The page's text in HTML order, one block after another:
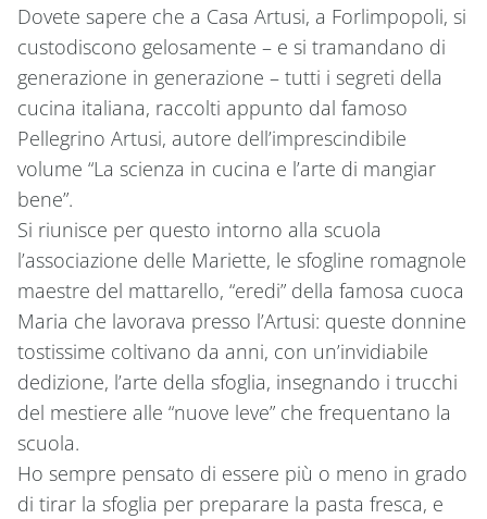
Dovete sapere che a Casa Artusi, a Forlimpopoli, si
custodiscono gelosamente – e si tramandano di
generazione in generazione – tutti i segreti della
cucina italiana, raccolti appunto dal famoso
Pellegrino Artusi, autore dell’imprescindibile
volume “La scienza in cucina e l’arte di mangiar
bene”.
Si riunisce per questo intorno alla scuola
l’associazione delle Mariette, le sfogline romagnole
maestre del mattarello, “eredi” della famosa cuoca
Maria che lavorava presso l’Artusi: queste donnine
tostissime coltivano da anni, con un’invidiabile
dedizione, l’arte della sfoglia, insegnando i trucchi
del mestiere alle “nuove leve” che frequentano la
scuola.
Ho sempre pensato di essere più o meno in grado
di tirar la sfoglia per preparare la pasta fresca, e